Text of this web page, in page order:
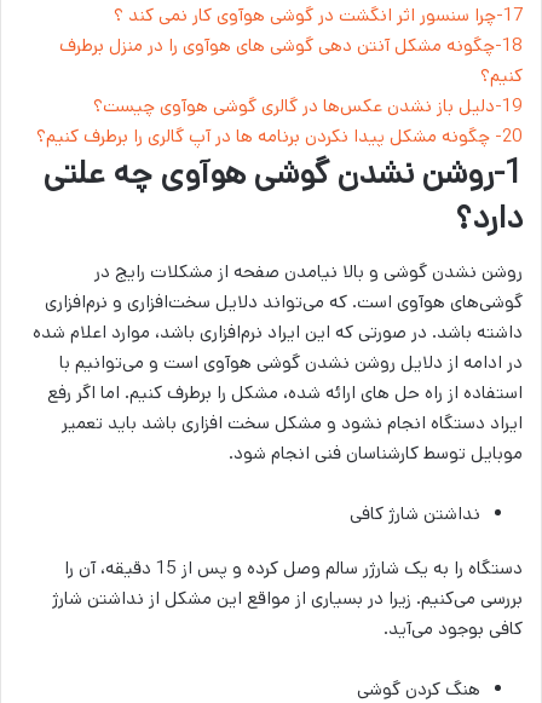
17-چرا سنسور اثر انگشت در گوشی هوآوی کار نمی کند ؟
18-چگونه مشکل آنتن دهی گوشی های هوآوی را در منزل برطرف
کنیم؟
19-دلیل باز نشدن عکس‌ها در گالری گوشی هوآوی چیست؟
20- چگونه مشکل پیدا نکردن برنامه ها در آپ گالری را برطرف کنیم؟
1-روشن نشدن گوشی هوآوی چه علتی
دارد؟
روشن نشدن گوشی و بالا نیامدن صفحه از مشکلات رایج در
گوشی‌های هوآوی است. که می‌تواند دلایل سخت‌افزاری و نرم‌افزاری
داشته باشد. در صورتی که این ایراد نرم‌افزاری باشد، موارد اعلام شده
در ادامه از دلایل روشن نشدن گوشی‌ هوآوی است و می‌توانیم با
استفاده از راه حل های ارائه شده، مشکل را برطرف کنیم. اما اگر رفع
ایراد دستگاه انجام نشود و مشکل سخت افزاری باشد باید تعمیر
موبایل توسط کارشناسان فنی انجام شود.
نداشتن شارژ کافی
دستگاه را به یک شارژر سالم وصل کرده و پس از 15 دقیقه، آن را
بررسی می‌کنیم. زیرا در بسیاری از مواقع این مشکل از نداشتن شارژ
کافی بوجود می‌آید.
هنگ کردن گوشی